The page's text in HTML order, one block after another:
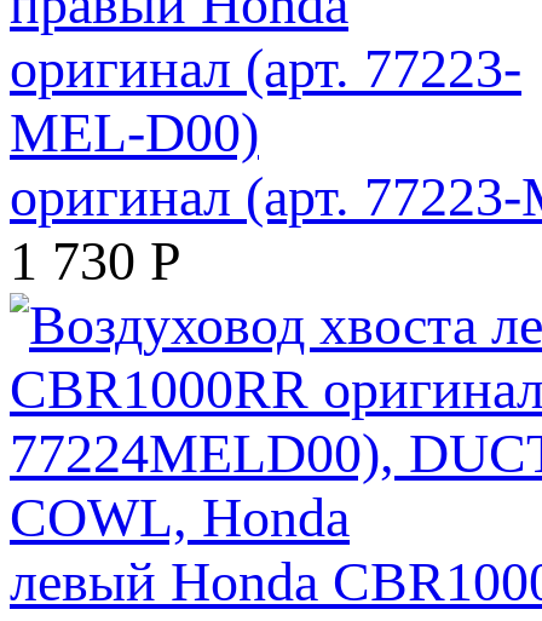
оригинал (арт.
1 730 Р
левый Honda